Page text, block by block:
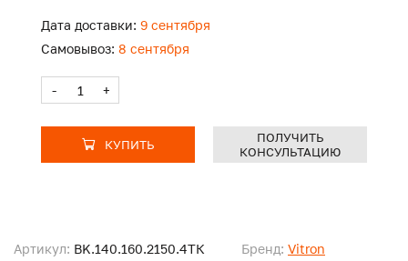
Артикул: BK.140.160.2150.4ТК Бренд: Vitron
Дата доставки: 9 сентября
Самовывоз: 8 сентября
- +
КУПИТЬ
ПОЛУЧИТЬ
КОНСУЛЬТАЦИЮ